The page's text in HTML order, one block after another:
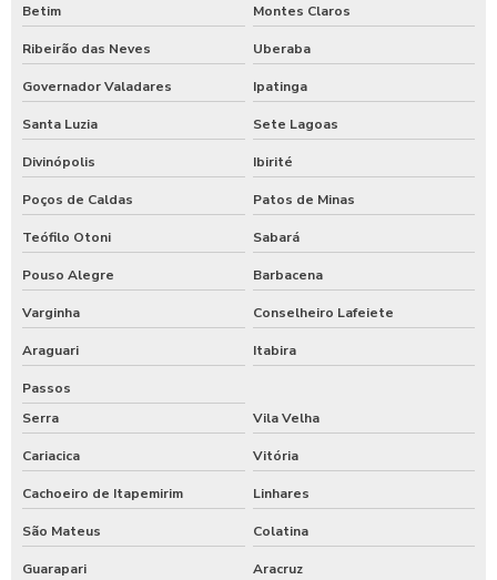
Betim Montes Claros
Ribeirão das Neves Uberaba
Governador Valadares Ipatinga
Santa Luzia Sete Lagoas
Divinópolis Ibirité
Poços de Caldas Patos de Minas
Teófilo Otoni Sabará
Pouso Alegre Barbacena
Varginha Conselheiro Lafeiete
Araguari Itabira
Passos
Serra
Vila Velha
Cariacica Vitória
Cachoeiro de Itapemirim Linhares
São Mateus Colatina
Guarapari Aracruz